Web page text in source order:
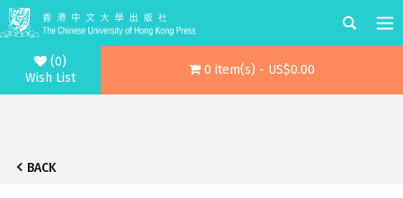
(0)
Wish List
0 item(s) - US$0.00
BACK